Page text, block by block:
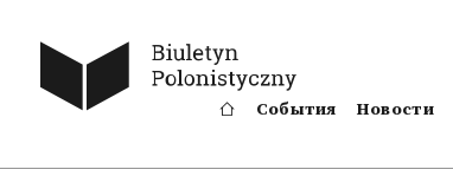
События Новости